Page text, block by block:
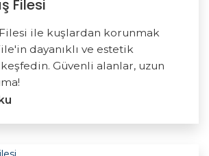
Filesi
ile kuşlardan korunmak
dayanıklı ve estetik
Güvenli alanlar, uzun